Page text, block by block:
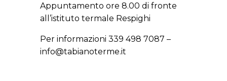
Appuntamento ore 8.00 di fronte
all’istituto termale Respighi
Per informazioni 339 498 7087 –
info@tabianoterme.it